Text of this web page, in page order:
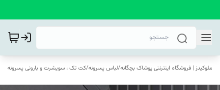
ملوکیدز | فروشگاه اینترنتی پوشاک بچگانه/لباس پسرونه/کت تک ، سویشرت و بارونی پسرونه